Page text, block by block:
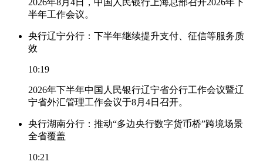
半年工作会议。
央行辽宁分行：下半年继续提升支付、征信等服务质
效
10:19
2026年下半年中国人民银行辽宁省分行工作会议暨辽
宁省外汇管理工作会议于8月4日召开。
央行湖南分行：推动“多边央行数字货币桥”跨境场景
全省覆盖
10:21